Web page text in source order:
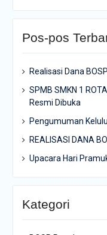
Pos-pos
Realisasi Dana
SPMB SMKN 1
Resmi Dibuka
Pengumuman
REALISASI DANA
Upacara Hari
Kategori